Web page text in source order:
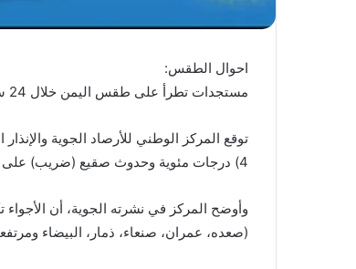
احوال الطقس:
مستجدات تطرأ على طقس اليمن خلال 24 ساعة
4) درجات مئوية وحدوث صقيع (ضريب) على أجزاء من المحافظات والمرتفعات الجبلية خلال الـ24 ساعة القادمة.
وأوضح المركز في نشرته الجوية، أن الأجواء
(صعده، عمران، صنعاء، ذمار، البيضاء